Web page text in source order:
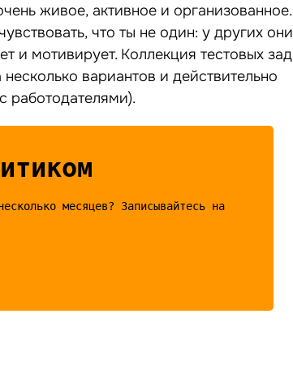
живое, активное и
что ты не один: у других они
и мотивирует. Коллекция тестовых
вариантов и действительно
работодателями).
месяцев? Записывайтесь на